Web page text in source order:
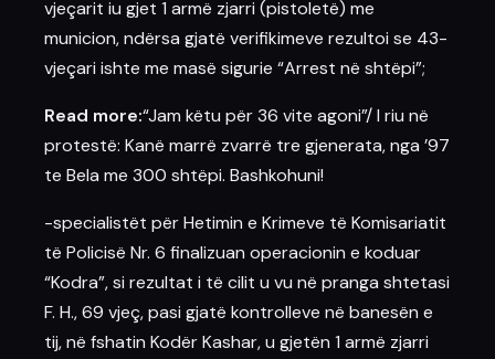
vjeçarit iu gjet 1 armë zjarri (pistoletë) me
municion, ndërsa gjatë verifikimeve rezultoi se 43-
vjeçari ishte me masë sigurie “Arrest në shtëpi”;
Read more:“Jam këtu për 36 vite agoni”/ I riu në
protestë: Kanë marrë zvarrë tre gjenerata, nga ’97
te Bela me 300 shtëpi. Bashkohuni!
-specialistët për Hetimin e Krimeve të Komisariatit
të Policisë Nr. 6 finalizuan operacionin e koduar
“Kodra”, si rezultat i të cilit u vu në pranga shtetasi
F. H., 69 vjeç, pasi gjatë kontrolleve në banesën e
tij, në fshatin Kodër Kashar, u gjetën 1 armë zjarri